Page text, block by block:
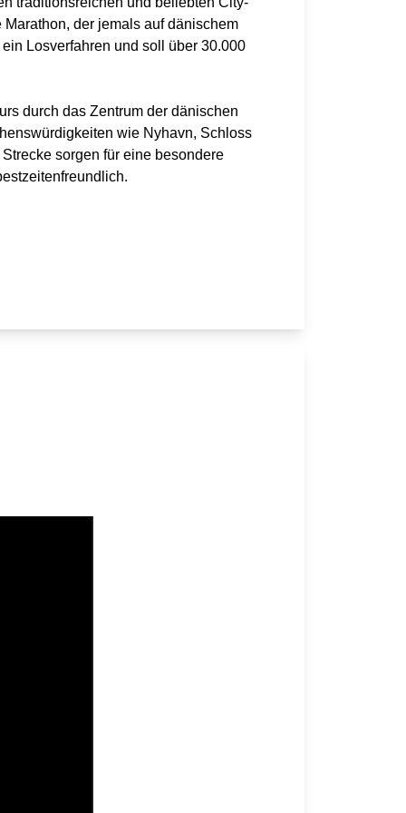
der jemals auf dänischem
Losverfahren und soll über 30.000
durch das Zentrum der dänischen
wie Nyhavn, Schloss
sorgen für eine besondere